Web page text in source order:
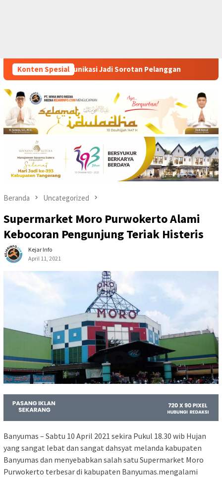
Konten Spesial
Pelanggan Dua Helikopter Water Bombing Atasi
Beranda Uncategorized
Supermarket Moro Purwokerto Alami
Kebocoran Pengunjung Teriak Histeris
Kejar Info
April 11, 2021
Banyumas – Sabtu 10 April 2021 sekira Pukul 18.30 wib Hujan
yang sangat lebat dan sangat dahsyat melanda kabupaten
Banyumas dan menyebabkan salah satu Supermarket Moro
Purwokerto terbesar di kabupaten Banyumas.mengalami